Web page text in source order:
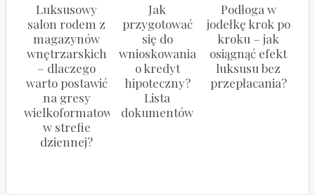
Luksusowy
salon rodem z
magazynów
wnętrzarskich
– dlaczego
warto postawić
na gresy
wielkoformatowe
w strefie
dziennej?
Jak
przygotować
się do
wnioskowania
o kredyt
hipoteczny?
Lista
dokumentów
Podłoga w
jodełkę krok po
kroku – jak
osiągnąć efekt
luksusu bez
przepłacania?